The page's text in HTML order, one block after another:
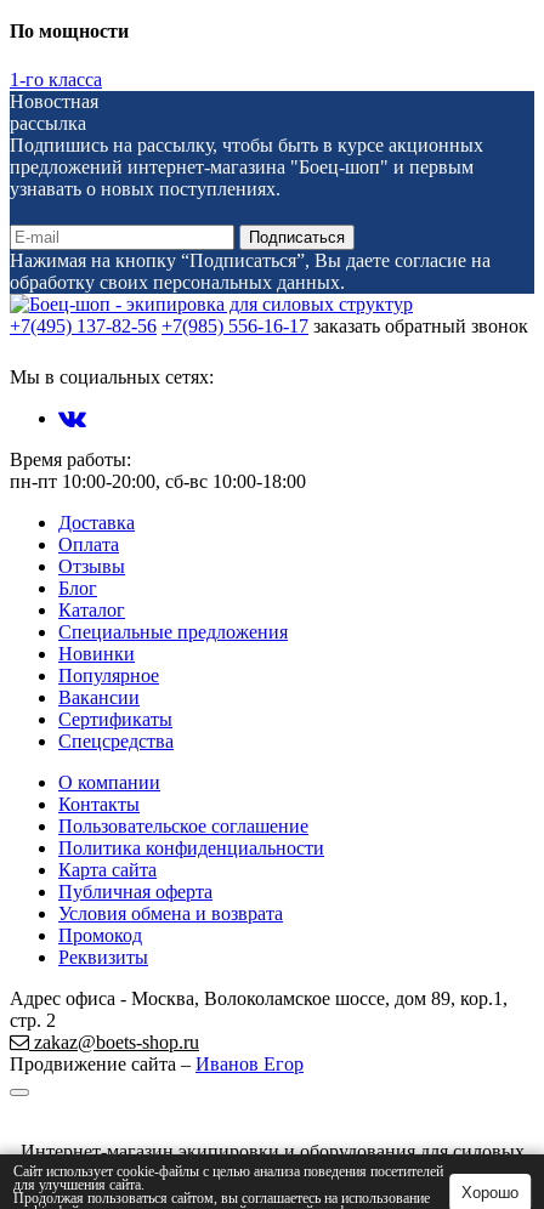
По мощности
1-го класса
Новостная
рассылка
Подпишись на рассылку, чтобы быть в курсе акционных
предложений интернет-магазина "Боец-шоп" и первым
узнавать о новых поступлениях.
Нажимая на кнопку “Подписаться”, Вы даете согласие на
обработку своих персональных данных.
+7(495) 137-82-56 +7(985) 556-16-17 заказать обратный звонок
Мы в социальных сетях:
Время работы:
пн-пт 10:00-20:00, сб-вс 10:00-18:00
Доставка
Оплата
Отзывы
Блог
Каталог
Специальные предложения
Новинки
Популярное
Вакансии
Сертификаты
Спецсредства
О компании
Контакты
Пользовательское соглашение
Политика конфиденциальности
Карта сайта
Публичная оферта
Условия обмена и возврата
Промокод
Реквизиты
Адрес офиса - Москва, Волоколамское шоссе, дом 89, кор.1,
стр. 2
zakaz@boets-shop.ru
Продвижение сайта – Иванов Егор
Интернет-магазин экипировки и оборудования для силовых
структур © 2008 - 2026
ИП Галкин Андрей Геннадиевич ИНН 773322472889
Сайт использует cookie-файлы с целью анализа поведения посетителей
для улучшения сайта.
Продолжая пользоваться сайтом, вы соглашаетесь на использование Хорошо